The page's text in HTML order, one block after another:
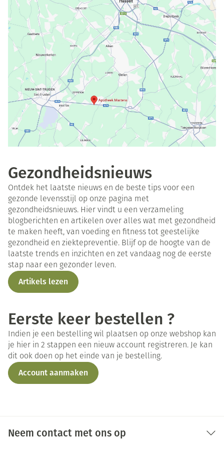
Gezondheidsnieuws
Ontdek het laatste nieuws en de beste tips voor een
gezonde levensstijl op onze pagina met
gezondheidsnieuws. Hier vindt u een verzameling
blogberichten en artikelen over alles wat met gezondheid
te maken heeft, van voeding en fitness tot geestelijke
gezondheid en ziektepreventie. Blijf op de hoogte van de
laatste trends en inzichten en zet vandaag nog de eerste
stap naar een gezonder leven.
Artikels lezen
Eerste keer bestellen ?
Indien je een bestelling wil plaatsen op onze webshop kan
je hier in 2 stappen een nieuw account registreren. Je kan
dit ook doen op het einde van je bestelling.
Account aanmaken
Neem contact met ons op